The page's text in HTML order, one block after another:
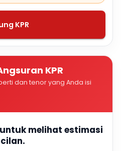
KPR
KPR
dan tenor yang Anda isi
melihat estimasi